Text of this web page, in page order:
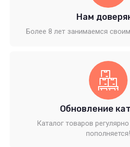
Нам
Более 8 лет занимаемся
Обновление
Каталог товаров
пополняется!